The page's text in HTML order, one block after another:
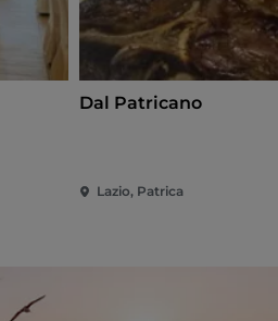
Dal Patricano
Lazio, Patrica